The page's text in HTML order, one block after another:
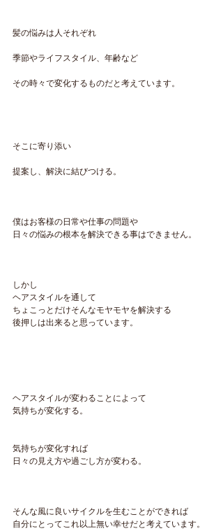
髪の悩みは人それぞれ
季節やライフスタイル、年齢など
その時々で変化するものだと考えています。
そこに寄り添い
提案し、解決に結びつける。
僕はお客様の日常や仕事の問題や
日々の悩みの根本を解決できる事はできません。
しかし
ヘアスタイルを通して
ちょこっとだけそんなモヤモヤを解決する
後押しは出来ると思っています。
ヘアスタイルが変わることによって
気持ちが変化する。
気持ちが変化すれば
日々の見え方や過ごし方が変わる。
そんな風に良いサイクルを生むことができれば
自分にとってこれ以上無い幸せだと考えています。